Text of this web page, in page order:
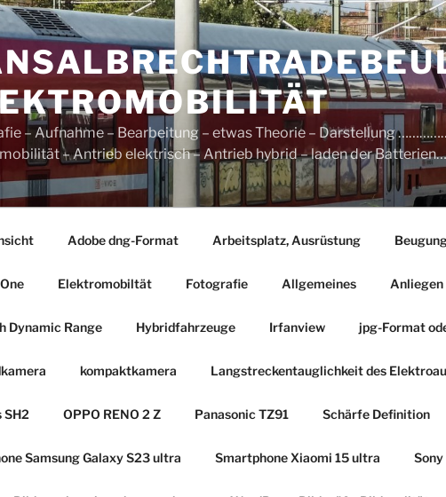
– Aufnahme – Bearbeitung – etwas Theorie –
– Antrieb elektrisch – Antrieb hybrid – laden der
Adobe dng-Format Arbeitsplatz, Ausrüstung
Elektromobiltät Fotografie Allgemeines Anliegen
Dynamic Range Hybridfahrzeuge Irfanview jpg-Format
kompaktkamera Langstreckentauglichkeit des
SH2 OPPO RENO 2 Z Panasonic TZ91 Schärfe Definition
Samsung Galaxy S23 ultra Smartphone Xiaomi 15 ultra